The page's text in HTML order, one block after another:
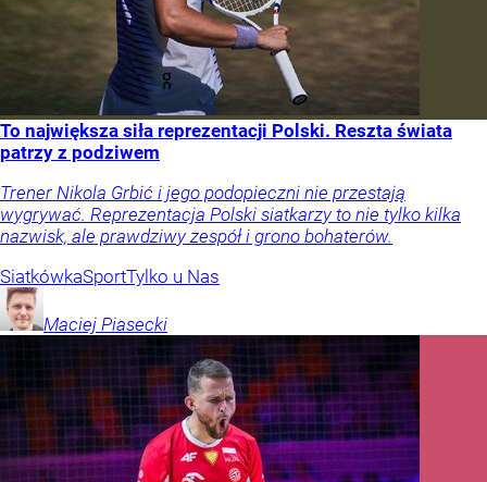
To największa siła reprezentacji Polski. Reszta świata
patrzy z podziwem
Trener Nikola Grbić i jego podopieczni nie przestają
wygrywać. Reprezentacja Polski siatkarzy to nie tylko kilka
nazwisk, ale prawdziwy zespół i grono bohaterów.
SiatkówkaSportTylko u Nas
Maciej Piasecki